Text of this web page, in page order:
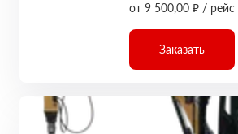
от 9 500,00 ₽ / рейс
Заказать